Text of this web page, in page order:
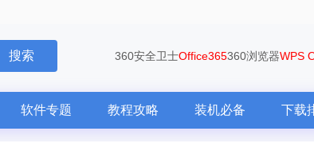
搜索 360安全卫士Office365360浏览器WPS
软件专题 教程攻略 装机必备 下载